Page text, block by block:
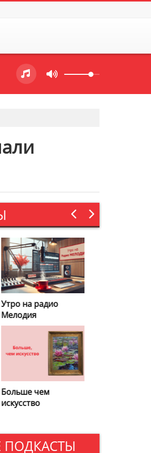
Кулинарная
энциклопедия
Избранные
удовольствия
ПОДКАСТЫ